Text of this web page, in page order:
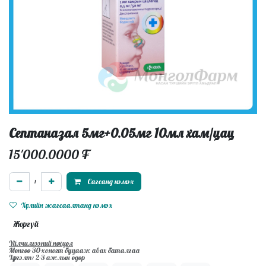
Септаназал 5мг+0.05мг 10мл хам/цац
15'000.0000₮
Сагсанд нэмэх
Хүслийн жагсаалтанд нэмэх
Жоргүй
Үйлчилгээний нөхцөл
Мөнгөө 30-хоногт буцааж авах баталгаа
Хүргэлт: 2-3 ажлын өдөр